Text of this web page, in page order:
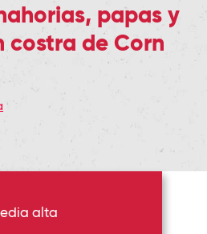
papas y
costra de Corn
alta